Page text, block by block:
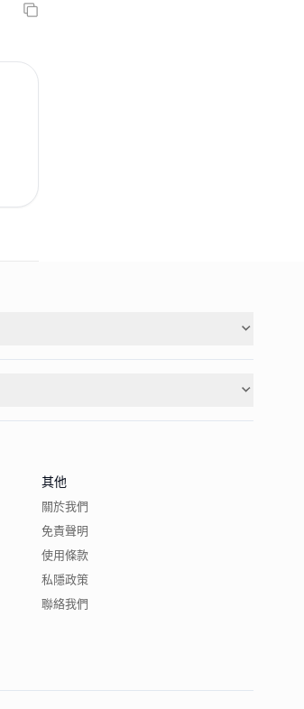
其他
關於我們
免責聲明
使用條款
私隱政策
聯絡我們